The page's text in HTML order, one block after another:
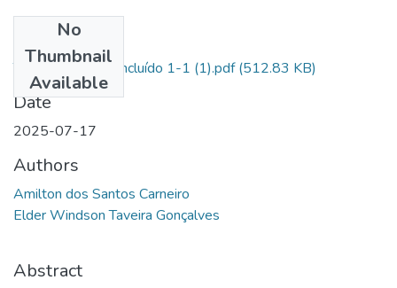
No
Thumbnail
Available
TCC CEGESP- concluído 1-1 (1).pdf(512.83 KB)
Date
2025-07-17
Authors
Amilton dos Santos Carneiro
Elder Windson Taveira Gonçalves
Abstract